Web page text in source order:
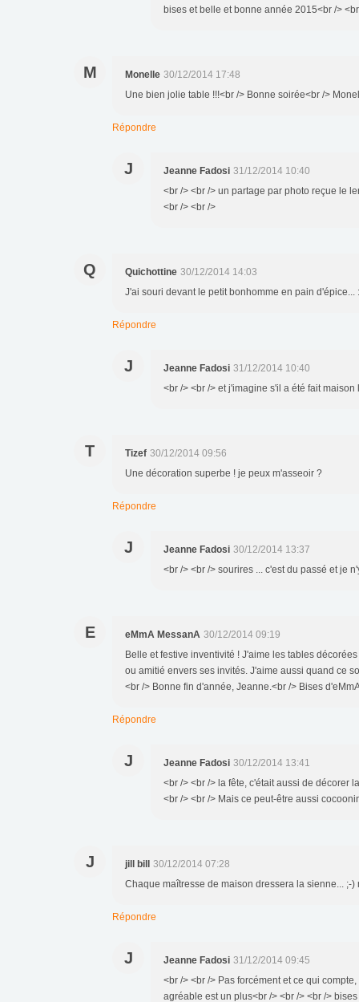
bises et belle et bonne année 2015<br />
M Monelle 30/12/2014 17:48
Une bien jolie table !!!<br /> Bonne soirée<br />
Répondre
J Jeanne Fadosi 31/12/2014 10:40
<br /> <br /> un partage par photo reçue le
<br /> <br />
Q Quichottine 30/12/2014 14:03
J'ai souri devant le petit bonhomme en pain d'épice...
Répondre
J Jeanne Fadosi 31/12/2014 10:40
<br /> <br /> et j'imagine s'il a été fait
T Tizef 30/12/2014 09:56
Une décoration superbe ! je peux m'asseoir ?
Répondre
J Jeanne Fadosi 30/12/2014 13:37
<br /> <br /> sourires ... c'est du passé et je
E eMmA MessanA 30/12/2014 09:19
Belle et festive inventivité ! J'aime les tables
ou amitié envers ses invités. J'aime aussi quand ce
<br /> Bonne fin d'année, Jeanne.<br /> Bises
Répondre
J Jeanne Fadosi 30/12/2014 13:41
<br /> <br /> la fête, c'était aussi de décorer
<br /> <br /> Mais ce peut-être aussi
J jill bill 30/12/2014 07:28
Chaque maîtresse de maison dressera la sienne... ;-
Répondre
J Jeanne Fadosi 31/12/2014 09:45
<br /> <br /> Pas forcément et ce qui
agréable est un plus<br /> <br /> <br />